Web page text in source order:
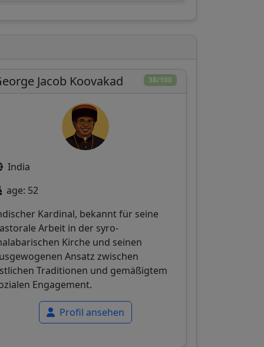
38/100
Jacob Koovakad
India
age: 52
Kardinal, bekannt für seine
Arbeit in der syro-
Kirche und seinen
Ansatz zwischen
Traditionen und gemäßigtem
Engagement.
Profil ansehen